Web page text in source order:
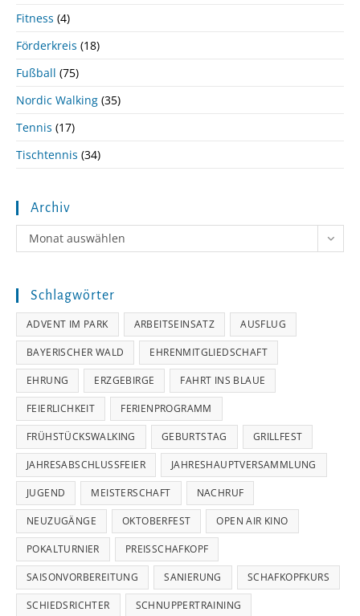
Fitness (4)
Förderkreis (18)
Fußball (75)
Nordic Walking (35)
Tennis (17)
Tischtennis (34)
Archiv
Archiv
Monat auswählen
Schlagwörter
ADVENT IM PARK ARBEITSEINSATZ AUSFLUG
BAYERISCHER WALD EHRENMITGLIEDSCHAFT
EHRUNG ERZGEBIRGE FAHRT INS BLAUE
FEIERLICHKEIT FERIENPROGRAMM
FRÜHSTÜCKSWALKING GEBURTSTAG GRILLFEST
JAHRESABSCHLUSSFEIER JAHRESHAUPTVERSAMMLUNG
JUGEND MEISTERSCHAFT NACHRUF
NEUZUGÄNGE OKTOBERFEST OPEN AIR KINO
POKALTURNIER PREISSCHAFKOPF
SAISONVORBEREITUNG SANIERUNG SCHAFKOPFKURS
SCHIEDSRICHTER SCHNUPPERTRAINING